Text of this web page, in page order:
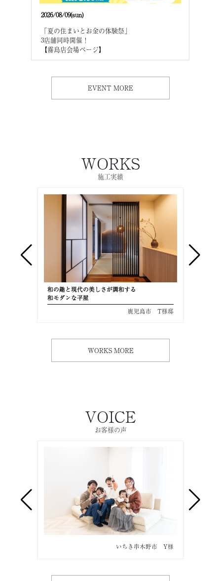
2026/08/09(sun)
「夏の住まいとお金の体験祭」
3店舗同時開催！
【霧島店会場ページ】
EVENT MORE
WORKS
施工実績
和の趣と現代の美しさが調和する
和モダンな平屋
鹿児島市 T様邸
WORKS MORE
VOICE
お客様の声
いちき串木野市 Y様